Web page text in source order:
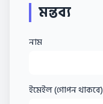
মন্তব্য
নাম
ইমেইল (গোপন থাকবে)